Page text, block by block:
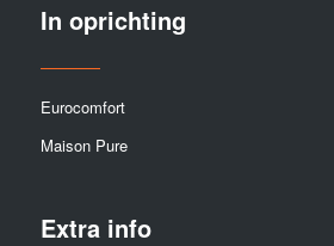
In oprichting
Eurocomfort
Maison Pure
Extra info